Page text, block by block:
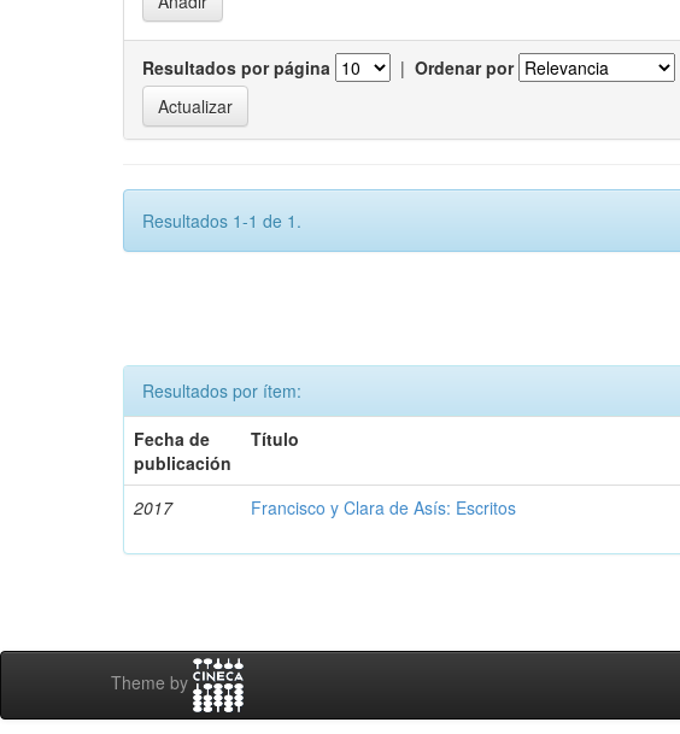
Resultados por página | Ordenar por
Resultados 1-1 de 1.
Resultados por ítem:
Fecha de
publicación
Título
2017 Francisco y Clara de Asís: Escritos
Theme by